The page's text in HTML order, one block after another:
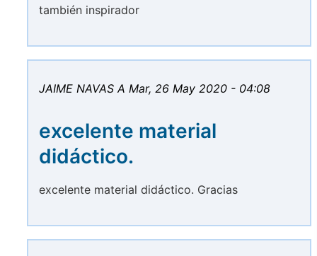
también inspirador
JAIME NAVAS A Mar, 26 May 2020 - 04:08
excelente material
didáctico.
excelente material didáctico. Gracias